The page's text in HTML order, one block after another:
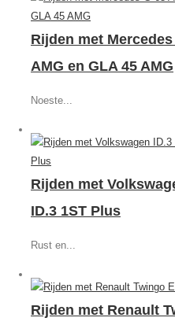
Rijden met Mercedes
AMG en GLA 45 AMG
Noeste...
Rijden met
ID.3 1ST Plus
Rust en...
Rijden met Renault